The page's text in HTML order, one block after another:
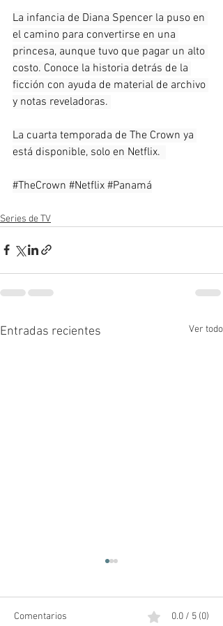
La infancia de Diana Spencer la puso en
el camino para convertirse en una
princesa, aunque tuvo que pagar un alto
costo. Conoce la historia detrás de la
ficción con ayuda de material de archivo
y notas reveladoras.
La cuarta temporada de The Crown ya
está disponible, solo en Netflix.
#TheCrown #Netflix #Panamá
Series de TV
Entradas recientes Ver todo
Comentarios 0.0 / 5 (0)